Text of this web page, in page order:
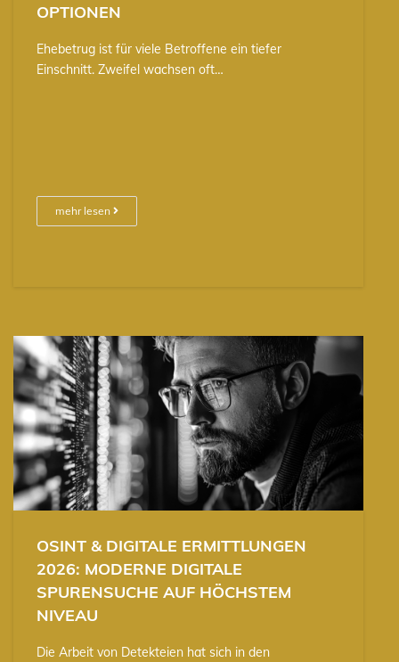
OPTIONEN
Ehebetrug ist für viele Betroffene ein tiefer
Einschnitt. Zweifel wachsen oft…
mehr lesen
OSINT & DIGITALE ERMITTLUNGEN
2026: MODERNE DIGITALE
SPURENSUCHE AUF HÖCHSTEM
NIVEAU
Die Arbeit von Detekteien hat sich in den